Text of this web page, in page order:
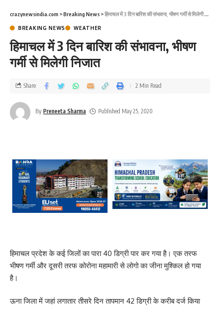
crazynewsindia.com >Breaking News >हिमाचल में 3 दिन बारिश की संभावना, भीषण गर्मी से मिलेगी निजात
BREAKING NEWS WEATHER
हिमाचल में 3 दिन बारिश की संभावना, भीषण
गर्मी से मिलेगी निजात
By Preneeta Sharma Published May 25, 2020
Share 2 Min Read
हिमाचल प्रदेश के कई जिलों का पारा 40 डिग्री पार कर गया है। एक तरफ
भीषण गर्मी और दूसरी तरफ कोरोना महामारी से लोगो का जीना मुश्किल हो गया
है।
ऊना जिला में जहां लगातार तीसरे दिन तापमान 42 डिग्री के करीब दर्ज किया